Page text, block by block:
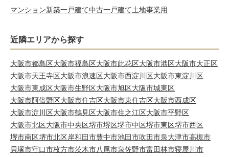
マンション新築一戸建て中古一戸建て土地事業用
近隣エリアから探す
大阪市都島区大阪市福島区大阪市此花区大阪市港区大阪市大正区
大阪市天王寺区大阪市浪速区大阪市西淀川区大阪市東淀川区
大阪市東成区大阪市生野区大阪市旭区大阪市城東区
大阪市阿倍野区大阪市住吉区大阪市東住吉区大阪市西成区
大阪市淀川区大阪市鶴見区大阪市住之江区大阪市平野区
大阪市北区大阪市中央区堺市堺区堺市中区堺市東区堺市西区
堺市南区堺市北区岸和田市豊中市池田市吹田市泉大津市高槻市
貝塚市守口市枚方市茨木市八尾市泉佐野市富田林市寝屋川市